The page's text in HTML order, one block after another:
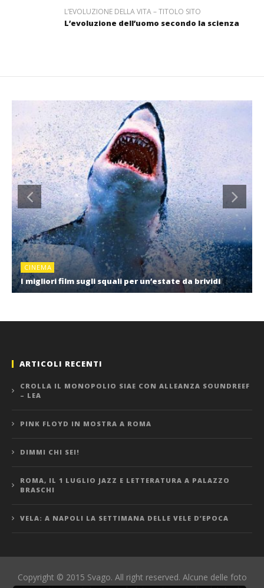
L’EVOLUZIONE DELLA VITA – TITOLO SITO
L’evoluzione dell’uomo secondo la scienza
CINEMA
I migliori film sugli squali per un’estate da brividi
ARTICOLI RECENTI
CROLLA IL MONOPOLIO SIAE CON ALLEANZA SOUNDREEF
– LEA
PINK FLOYD IN MOSTRA A ROMA
DIMMI CHI SEI!
ROMA, IL 1 LUGLIO JAZZ E LETTERATURA A PALAZZO
BRASCHI
VELA: A NAPOLI LA SETTIMANA DELLE VELE D’EPOCA
Copyright © 2015 Svago. All right reserved. Alcune delle foto